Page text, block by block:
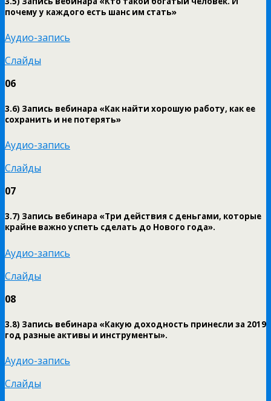
почему у каждого есть шанс им стать»
Аудио-запись
Слайды
06
3.6) Запись вебинара «Как найти хорошую работу, как ее
сохранить и не потерять»
Аудио-запись
Слайды
07
3.7) Запись вебинара «Три действия с деньгами, которые
крайне важно успеть сделать до Нового года».
Аудио-запись
Слайды
08
3.8) Запись вебинара «Какую доходность принесли за 2019
год разные активы и инструменты».
Аудио-запись
Слайды